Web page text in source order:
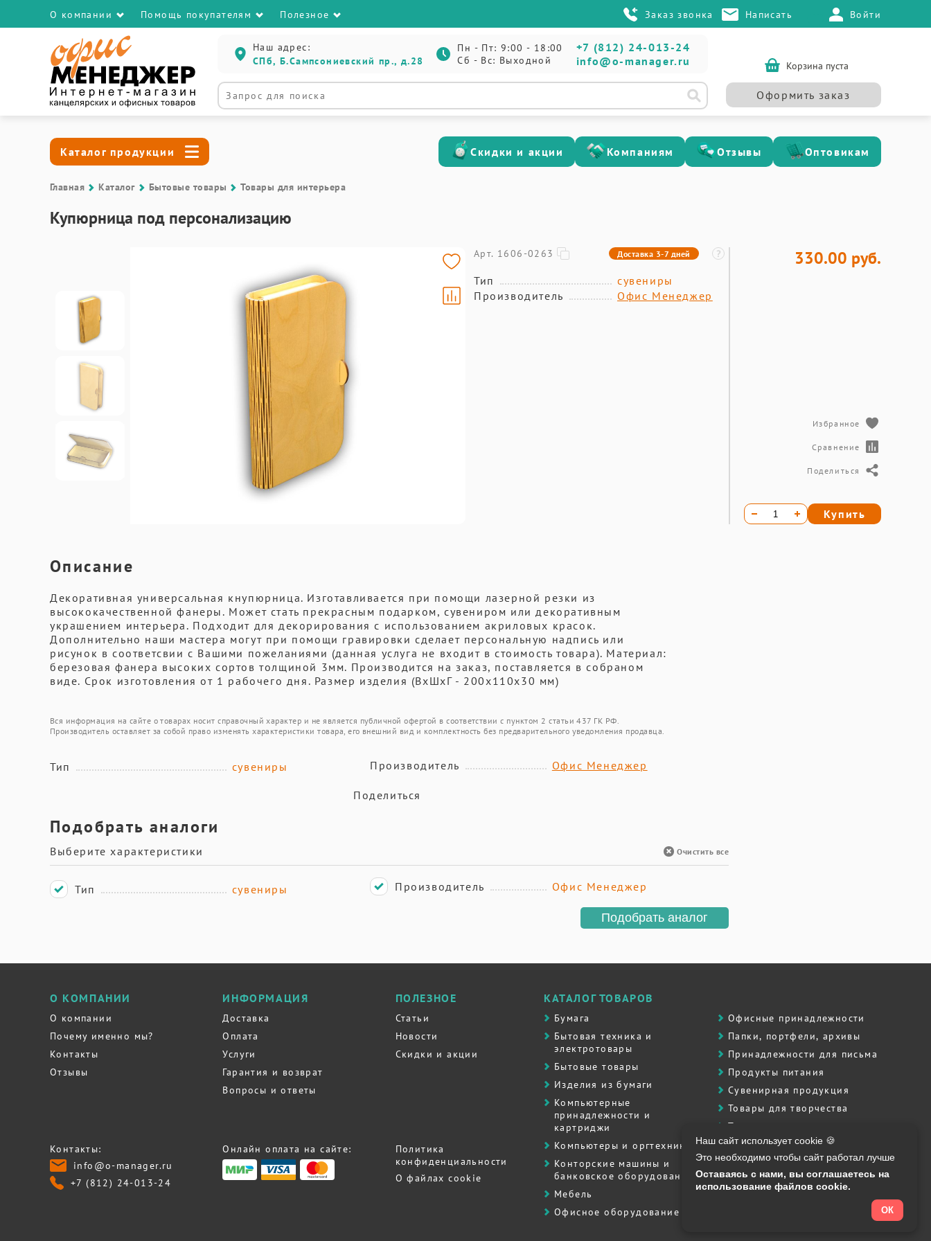
О компании Помощь покупателям Полезное Заказ звонка Написать Войти
Наш адрес:
СПб, Б.Сампсониевский пр., д.28
Пн - Пт: 9:00 - 18:00
Сб - Вс: Выходной
+7 (812) 24-013-24
info@o-manager.ru
Корзина пуста
Оформить заказ
Каталог продукции Скидки и акции Компаниям Отзывы Оптовикам
Главная Каталог Бытовые товары Товары для интерьера
Купюрница под персонализацию
Арт. 1606-0263 Доставка 3-7 дней
Тип
сувениры
Производитель
Офис Менеджер
Описание
Декоративная универсальная кнупюрница. Изготавливается при помощи лазерной резки из
высококачественной фанеры. Может стать прекрасным подарком, сувениром или декоративным
украшением интерьера. Подходит для декорирования с использованием акриловых красок.
Дополнительно наши мастера могут при помощи гравировки сделает персональную надпись или
рисунок в соответсвии с Вашими пожеланиями (данная услуга не входит в стоимость товара). Материал:
березовая фанера высоких сортов толщиной 3мм. Производится на заказ, поставляется в собраном
виде. Срок изготовления от 1 рабочего дня. Размер изделия (ВхШхГ - 200х110х30 мм)
Вся информация на сайте о товарах носит справочный характер и не является публичной офертой в соответствии с пунктом 2 статьи 437 ГК РФ.
Производитель оставляет за собой право изменять характеристики товара, его внешний вид и комплектность без предварительного уведомления продавца.
Тип сувениры Производитель Офис Менеджер
Поделиться
Подобрать аналоги
Выберите характеристики Очистить все
Тип сувениры Производитель Офис Менеджер
Подобрать аналог
330.00 руб.
Избранное
Сравнение
Поделиться
Купить
О КОМПАНИИ
О компании
Почему именно мы?
Контакты
Отзывы
ИНФОРМАЦИЯ
Доставка
Оплата
Услуги
Гарантия и возврат
Вопросы и ответы
ПОЛЕЗНОЕ
Статьи
Новости
Скидки и акции
Контакты:
info@o-manager.ru
+7 (812) 24-013-24
Онлайн оплата на сайте:
Политика
конфиденциальности
О файлах cookie
КАТАЛОГ ТОВАРОВ
Бумага
Бытовая техника и
электротовары
Бытовые товары
Изделия из бумаги
Компьютерные
принадлежности и
картриджи
Компьютеры и оргтехника
Контоpские машины и
банковское оборудование
Мебель
Офисное оборудование
Офисные принадлежности
Папки, портфели, архивы
Принадлежности для письма
Продукты питания
Сувенирная продукция
Товары для творчества
Товары для школы
Хозяйственные товары
Штемпельная продукция
Полиграфия, печати, штампы
Наш сайт использует cookie 🍪
Это необходимо чтобы сайт работал лучше
Оставаясь с нами, вы соглашаетесь на
использование файлов cookie.
ОК